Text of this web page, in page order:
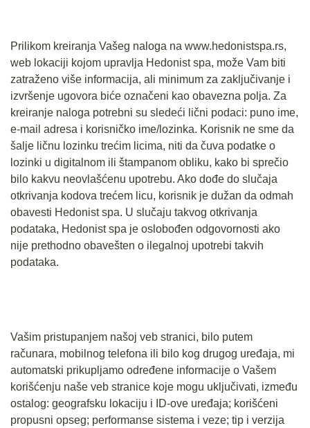
Prilikom kreiranja Vašeg naloga na www.hedonistspa.rs,
web lokaciji kojom upravlja Hedonist spa, može Vam biti
zatraženo više informacija, ali minimum za zaključivanje i
izvršenje ugovora biće označeni kao obavezna polja. Za
kreiranje naloga potrebni su sledeći lični podaci: puno ime,
e-mail adresa i korisničko ime/lozinka. Korisnik ne sme da
šalje ličnu lozinku trećim licima, niti da čuva podatke o
lozinki u digitalnom ili štampanom obliku, kako bi sprečio
bilo kakvu neovlašćenu upotrebu. Ako dođe do slučaja
otkrivanja kodova trećem licu, korisnik je dužan da odmah
obavesti Hedonist spa. U slučaju takvog otkrivanja
podataka, Hedonist spa je oslobođen odgovornosti ako
nije prethodno obavešten o ilegalnoj upotrebi takvih
podataka.
Vašim pristupanjem našoj veb stranici, bilo putem
računara, mobilnog telefona ili bilo kog drugog uređaja, mi
automatski prikupljamo određene informacije o Vašem
korišćenju naše veb stranice koje mogu uključivati, između
ostalog: geografsku lokaciju i ID-ove uređaja; korišćeni
propusni opseg; performanse sistema i veze; tip i verzija